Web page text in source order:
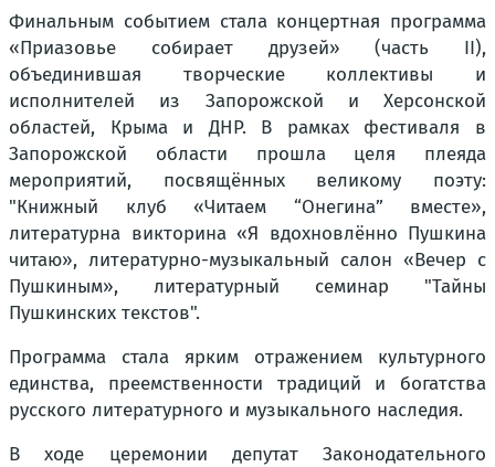
Финальным событием стала концертная программа
«Приазовье собирает друзей» (часть II),
объединившая творческие коллективы и
исполнителей из Запорожской и Херсонской
областей, Крыма и ДНР. В рамках фестиваля в
Запорожской области прошла целя плеяда
мероприятий, посвящённых великому поэту:
"Книжный клуб «Читаем “Онегина” вместе»,
литературна викторина «Я вдохновлённо Пушкина
читаю», литературно-музыкальный салон «Вечер с
Пушкиным», литературный семинар "Тайны
Пушкинских текстов".
Программа стала ярким отражением культурного
единства, преемственности традиций и богатства
русского литературного и музыкального наследия.
В ходе церемонии депутат Законодательного